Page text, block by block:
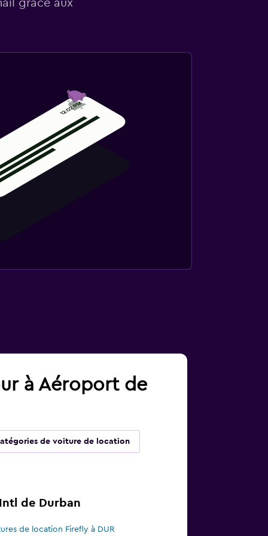
grâce aux
à Aéroport de
de voiture de location
de Durban
de location Firefly à DUR